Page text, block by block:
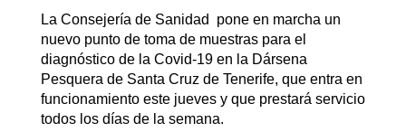
La Consejería de Sanidad pone en marcha un
nuevo punto de toma de muestras para el
diagnóstico de la Covid-19 en la Dársena
Pesquera de Santa Cruz de Tenerife, que entra en
funcionamiento este jueves y que prestará servicio
todos los días de la semana.